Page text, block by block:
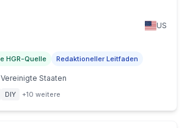
US
HGR-Quelle Redaktioneller Leitfaden
Vereinigte Staaten
DIY +10 weitere